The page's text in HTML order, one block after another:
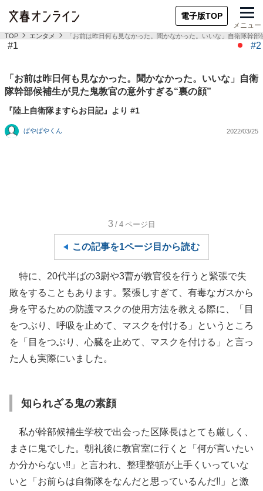
電子版TOP
メニュー
TOP エンタメ 「お前は昨日何も見なかった。聞かなかった。いいな」自衛隊幹
#1 #2
「お前は昨日何も見なかった。聞かなかった。いいな」自衛
隊幹部候補生が見た鬼教官の意外すぎる“裏の顔”
『陸上自衛隊ますらお日記』より #1
ぱやぱやくん 2022/03/25
3 /4 ページ目
この記事を1ページ目から読む
特に、20代半ばの3尉や3曹が教官役を行うと緊張で失
敗をすることもあります。緊張しすぎて、有毒なガスから
身を守るための防護マスクの使用方法を教える際に、「目
をつぶり、呼吸を止めて、マスクを付ける」というところ
を「目をつぶり、心臓を止めて、マスクを付ける」と言っ
た人も実際にいました。
知られざる鬼の素顔
私が幹部候補生学校で出会った区隊長はとても厳しく、
まさに鬼でした。朝礼後に教官室に行くと「何が言いたい
か分からない!!」と言われ、整理整頓が上手くいっていな
いと「お前らは自衛隊をなんだと思っているんだ!!」と激